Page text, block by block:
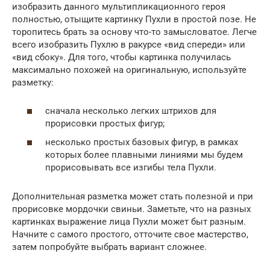
изобразить данного мультипликационного героя
полностью, отыщите картинку Пухли в простой позе. Не
торопитесь брать за основу что-то замысловатое. Легче
всего изобразить Пухлю в ракурсе «вид спереди» или
«вид сбоку». Для того, чтобы картинка получилась
максимально похожей на оригинальную, используйте
разметку:
сначала несколько легких штрихов для
прорисовки простых фигур;
несколько простых базовых фигур, в рамках
которых более плавными линиями мы будем
прорисовывать все изгибы тела Пухли.
Дополнительная разметка может стать полезной и при
прорисовке мордочки свиньи. Заметьте, что на разных
картинках выражение лица Пухли может быт разным.
Начните с самого простого, отточите свое мастерство,
затем попробуйте выбрать вариант сложнее.